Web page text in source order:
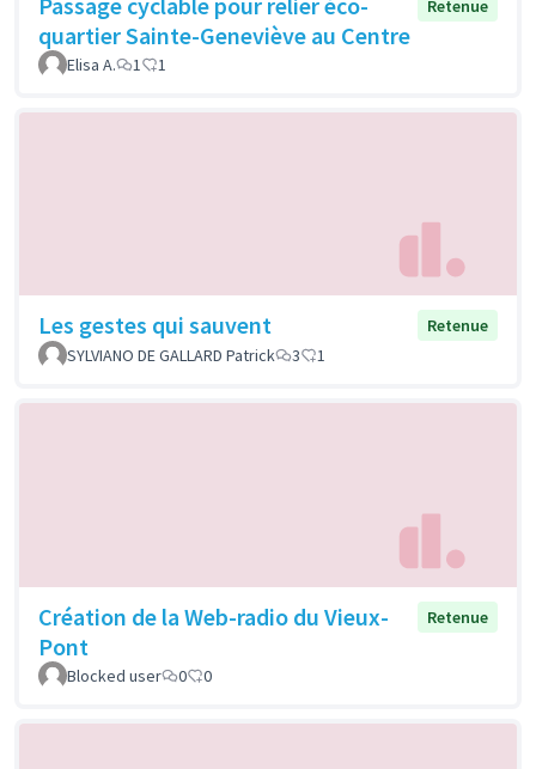
quartier Sainte-Geneviève au Centre
Retenue
Elisa A. 1 1
Les gestes qui sauvent
Retenue
SYLVIANO DE GALLARD Patrick
3 1
Création de la Web-radio du Vieux-
Pont
Retenue
Blocked user 0 0